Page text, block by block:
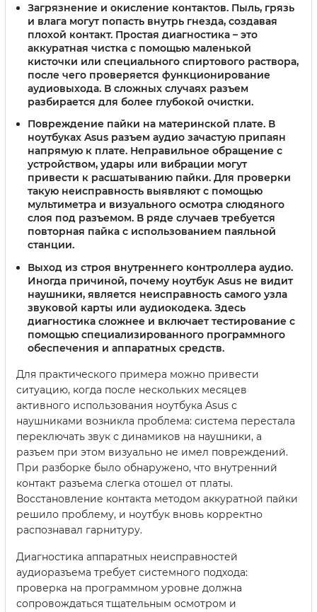
Загрязнение и окисление контактов. Пыль, грязь
и влага могут попасть внутрь гнезда, создавая
плохой контакт. Простая диагностика – это
аккуратная чистка с помощью маленькой
кисточки или специального спиртового раствора,
после чего проверяется функционирование
аудиовыхода. В сложных случаях разъем
разбирается для более глубокой очистки.
Повреждение пайки на материнской плате. В
ноутбуках Asus разъем аудио зачастую припаян
напрямую к плате. Неправильное обращение с
устройством, удары или вибрации могут
привести к расшатыванию пайки. Для проверки
такую неисправность выявляют с помощью
мультиметра и визуального осмотра слюдяного
слоя под разъемом. В ряде случаев требуется
повторная пайка с использованием паяльной
станции.
Выход из строя внутреннего контроллера аудио.
Иногда причиной, почему ноутбук Asus не видит
наушники, является неисправность самого узла
звуковой карты или аудиокодека. Здесь
диагностика сложнее и включает тестирование с
помощью специализированного программного
обеспечения и аппаратных средств.
Для практического примера можно привести
ситуацию, когда после нескольких месяцев
активного использования ноутбука Asus с
наушниками возникла проблема: система перестала
переключать звук с динамиков на наушники, а
разъем при этом визуально не имел повреждений.
При разборке было обнаружено, что внутренний
контакт разъема слегка отошел от платы.
Восстановление контакта методом аккуратной пайки
решило проблему, и ноутбук вновь корректно
распознавал гарнитуру.
Диагностика аппаратных неисправностей
аудиоразъема требует системного подхода:
проверка на программном уровне должна
сопровождаться тщательным осмотром и